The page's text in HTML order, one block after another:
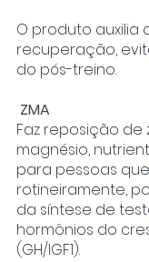
O produto auxilia
recuperação,
do pós-treino.
ZMA
Faz reposição de
magnésio,
para pessoas
rotineiramente,
da síntese de
hormônios do
(GH/IGF1).